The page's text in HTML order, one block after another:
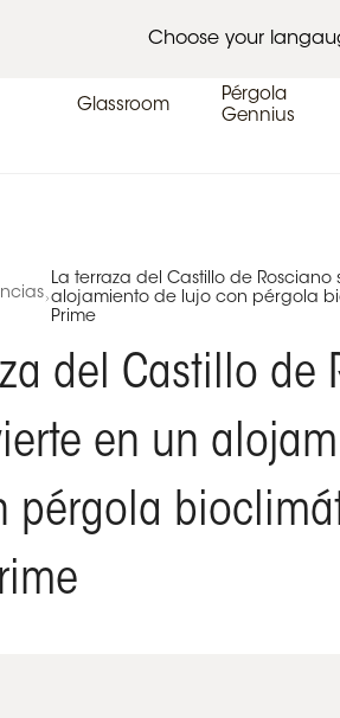
Choose your
Glassroom
Pérgola
Gennius
La terraza del Castillo de Rosciano
alojamiento de lujo con pérgola
Prime
del Castillo de
en un
pérgola